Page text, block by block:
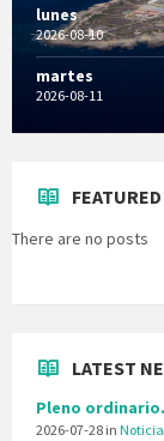
lunes
2026-08-10
martes
2026-08-11
There are no posts
LATEST
Pleno
2026-07-28 in